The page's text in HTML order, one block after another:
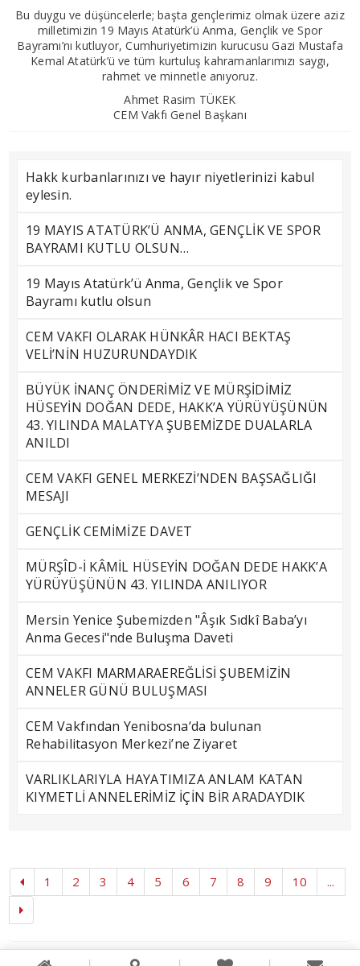
Bu duygu ve düşüncelerle; başta gençlerimiz olmak üzere aziz
milletimizin 19 Mayıs Atatürk’ü Anma, Gençlik ve Spor
Bayramı’nı kutluyor, Cumhuriyetimizin kurucusu Gazi Mustafa
Kemal Atatürk’ü ve tüm kurtuluş kahramanlarımızı saygı,
rahmet ve minnetle anıyoruz.
Ahmet Rasim TÜKEK
CEM Vakfı Genel Başkanı
Hakk kurbanlarınızı ve hayır niyetlerinizi kabul
eylesin.
19 MAYIS ATATÜRK’Ü ANMA, GENÇLİK VE SPOR
BAYRAMI KUTLU OLSUN…
19 Mayıs Atatürk’ü Anma, Gençlik ve Spor
Bayramı kutlu olsun
CEM VAKFI OLARAK HÜNKÂR HACI BEKTAŞ
VELİ’NİN HUZURUNDAYDIK
BÜYÜK İNANÇ ÖNDERİMİZ VE MÜRŞİDİMİZ
HÜSEYİN DOĞAN DEDE, HAKK’A YÜRÜYÜŞÜNÜN
43. YILINDA MALATYA ŞUBEMİZDE DUALARLA
ANILDI
CEM VAKFI GENEL MERKEZİ’NDEN BAŞSAĞLIĞI
MESAJI
GENÇLİK CEMİMİZE DAVET
MÜRŞÎD-İ KÂMİL HÜSEYİN DOĞAN DEDE HAKK’A
YÜRÜYÜŞÜNÜN 43. YILINDA ANILIYOR
Mersin Yenice Şubemizden "Âşık Sıdkî Baba’yı
Anma Gecesi"nde Buluşma Daveti
CEM VAKFI MARMARAEREĞLİSİ ŞUBEMİZİN
ANNELER GÜNÜ BULUŞMASI
CEM Vakfından Yenibosna‘da bulunan
Rehabilitasyon Merkezi’ne Ziyaret
VARLIKLARIYLA HAYATIMIZA ANLAM KATAN
KIYMETLİ ANNELERİMİZ İÇİN BİR ARADAYDIK
1 2 3 4 5 6 7 8 9 10 ...